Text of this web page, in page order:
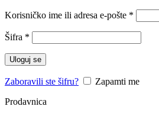
Korisničko ime ili adresa e-pošte *
Šifra *
Uloguj se
Zaboravili ste šifru?
Zapamti me
Prodavnica